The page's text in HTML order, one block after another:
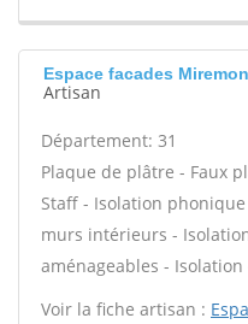
Espace facades
Artisan
Département: 31
Plaque de plâtre - Faux
Staff - Isolation
murs intérieurs -
aménageables -
Voir la fiche artisan :